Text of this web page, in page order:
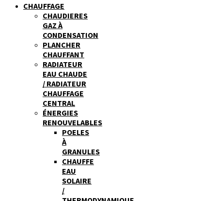
CHAUFFAGE
CHAUDIERES
GAZ À
CONDENSATION
PLANCHER
CHAUFFANT
RADIATEUR
EAU CHAUDE
/ RADIATEUR
CHAUFFAGE
CENTRAL
ÉNERGIES
RENOUVELABLES
POELES
À
GRANULES
CHAUFFE
EAU
SOLAIRE
/